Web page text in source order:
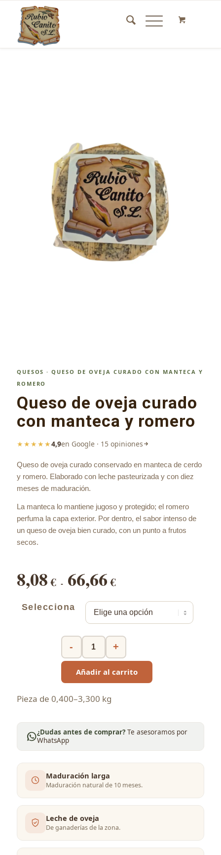
QUESOS · QUESO DE OVEJA CURADO CON MANTECA Y
ROMERO
Queso de oveja curado
con manteca y romero
★★★★★4,9en Google · 15 opiniones
Queso de oveja curado conservado en manteca de cerdo
y romero. Elaborado con leche pasteurizada y con diez
meses de maduración.
La manteca lo mantiene jugoso y protegido; el romero
perfuma la capa exterior. Por dentro, el sabor intenso de
un queso de oveja bien curado, con un punto a frutos
secos.
8,08€ - 66,66€de
precios:
desde
8,08 €
hasta
66,66 €
Selecciona
Añadir al carrito
Pieza de 0,400–3,300 kg
¿Dudas antes de comprar?Te asesoramos por
WhatsApp
Maduración larga
Maduración natural de 10 meses.
Leche de oveja
De ganaderías de la zona.